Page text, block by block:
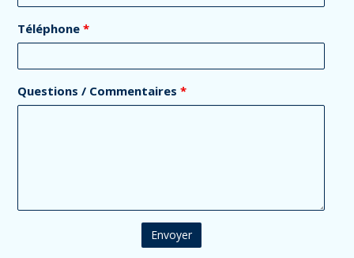
Téléphone*
Questions / Commentaires*